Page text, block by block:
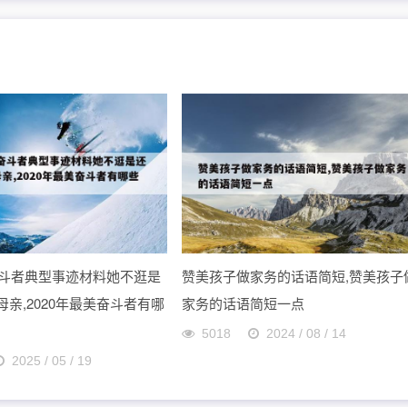
者典型事迹材料她不逛是
亲,2020年最美奋斗者有哪
2025 / 05 / 19
赞美孩子做家务的话语简短,赞美孩子
家务的话语简短一点
5018 2024 / 08 / 14